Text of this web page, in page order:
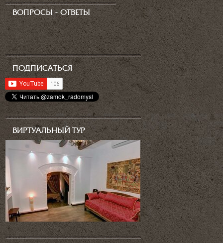
ВОПРОСЫ - ОТВЕТЫ
ПОДПИСАТЬСЯ
ВИРТУАЛЬНЫЙ ТУР